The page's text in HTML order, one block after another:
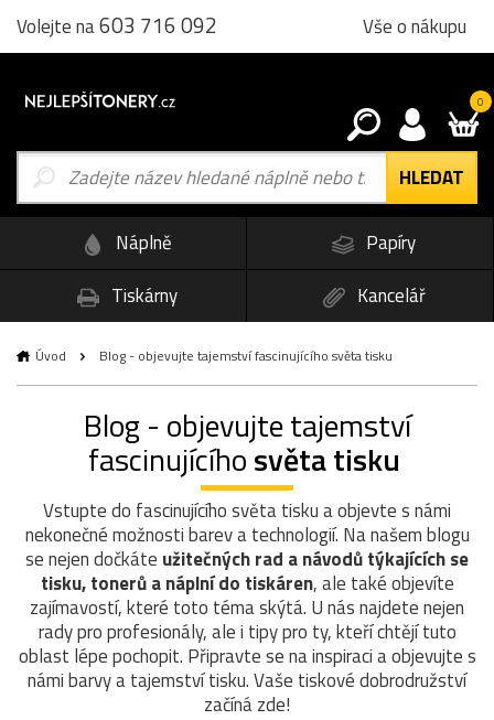
Volejte na603 716 092 Vše o nákupu
0
Náplně
Papíry
Tiskárny
Kancelář
Úvod Blog - objevujte tajemství fascinujícího světa tisku
Blog - objevujte tajemství
fascinujícíhosvěta tisku
Vstupte do fascinujícího světa tisku a objevte s námi
nekonečné možnosti barev a technologií. Na našem blogu
se nejen dočkáte užitečných rad a návodů týkajících se
tisku, tonerů a náplní do tiskáren, ale také objevíte
zajímavostí, které toto téma skýtá. U nás najdete nejen
rady pro profesionály, ale i tipy pro ty, kteří chtějí tuto
oblast lépe pochopit. Připravte se na inspiraci a objevujte s
námi barvy a tajemství tisku. Vaše tiskové dobrodružství
začíná zde!